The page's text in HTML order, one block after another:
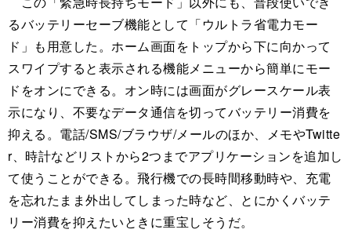
るバッテリーセーブ機能として「ウルトラ省電力モー
ド」も用意した。ホーム画面をトップから下に向かって
スワイプすると表示される機能メニューから簡単にモー
ドをオンにできる。オン時には画面がグレースケール表
示になり、不要なデータ通信を切ってバッテリー消費を
抑える。電話/SMS/ブラウザ/メールのほか、メモやTwitte
r、時計などリストから2つまでアプリケーションを追加し
て使うことができる。飛行機での長時間移動時や、充電
を忘れたまま外出してしまった時など、とにかくバッテ
リー消費を抑えたいときに重宝しそうだ。